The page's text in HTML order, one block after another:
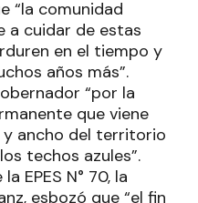
“la comunidad
a cuidar de estas
en el tiempo y
años más”.
“por la
que viene
y ancho del territorio
techos azules”.
EPES N° 70, la
esbozó que “el fin